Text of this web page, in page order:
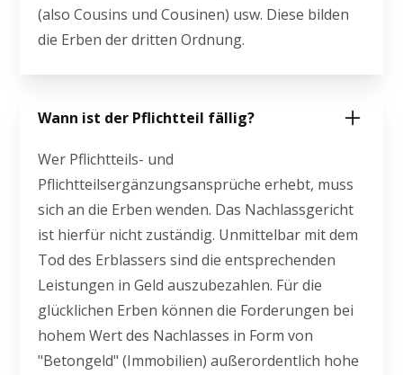
(also Cousins und Cousinen) usw. Diese bilden
die Erben der dritten Ordnung.
Wann ist der Pflichtteil fällig?
Wer Pflichtteils- und
Pflichtteilsergänzungsansprüche erhebt, muss
sich an die Erben wenden. Das Nachlassgericht
ist hierfür nicht zuständig. Unmittelbar mit dem
Tod des Erblassers sind die entsprechenden
Leistungen in Geld auszubezahlen. Für die
glücklichen Erben können die Forderungen bei
hohem Wert des Nachlasses in Form von
"Betongeld" (Immobilien) außerordentlich hohe